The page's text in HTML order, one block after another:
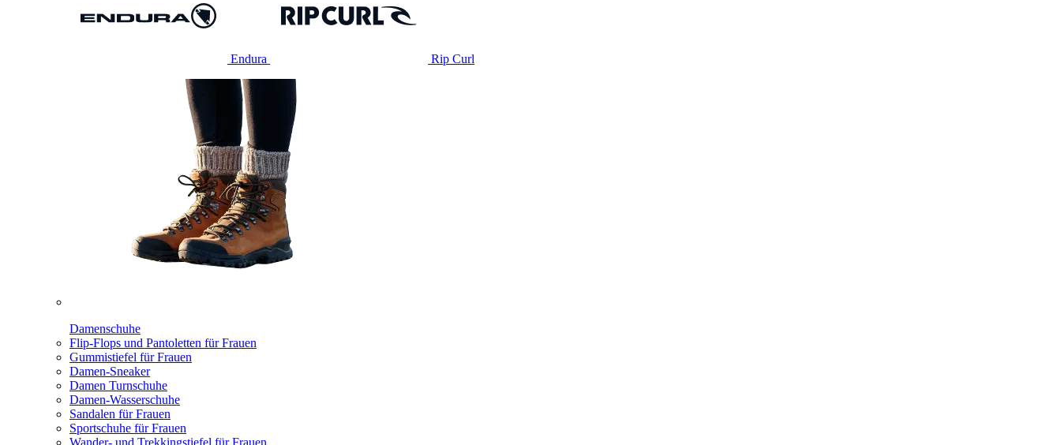
Endura Rip Curl
Damenschuhe
Flip-Flops und Pantoletten für Frauen
Gummistiefel für Frauen
Damen-Sneaker
Damen Turnschuhe
Damen-Wasserschuhe
Sandalen für Frauen
Sportschuhe für Frauen
Wander- und Trekkingstiefel für Frauen